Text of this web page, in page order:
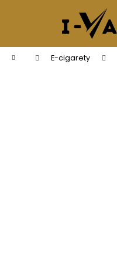
Domů E-cigarety
í
Zpět
do
obchodu
Zpět
do
obchodu